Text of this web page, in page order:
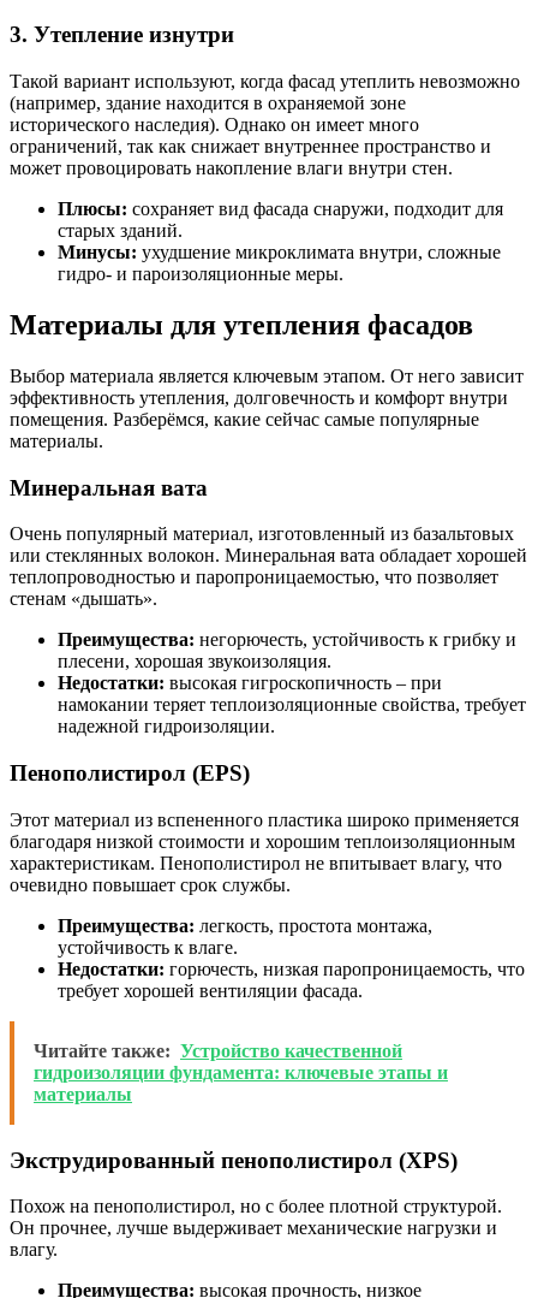
3. Утепление изнутри
Такой вариант используют, когда фасад утеплить невозможно
(например, здание находится в охраняемой зоне
исторического наследия). Однако он имеет много
ограничений, так как снижает внутреннее пространство и
может провоцировать накопление влаги внутри стен.
Плюсы: сохраняет вид фасада снаружи, подходит для
старых зданий.
Минусы: ухудшение микроклимата внутри, сложные
гидро- и пароизоляционные меры.
Материалы для утепления фасадов
Выбор материала является ключевым этапом. От него зависит
эффективность утепления, долговечность и комфорт внутри
помещения. Разберёмся, какие сейчас самые популярные
материалы.
Минеральная вата
Очень популярный материал, изготовленный из базальтовых
или стеклянных волокон. Минеральная вата обладает хорошей
теплопроводностью и паропроницаемостью, что позволяет
стенам «дышать».
Преимущества: негорючесть, устойчивость к грибку и
плесени, хорошая звукоизоляция.
Недостатки: высокая гигроскопичность – при
намокании теряет теплоизоляционные свойства, требует
надежной гидроизоляции.
Пенополистирол (EPS)
Этот материал из вспененного пластика широко применяется
благодаря низкой стоимости и хорошим теплоизоляционным
характеристикам. Пенополистирол не впитывает влагу, что
очевидно повышает срок службы.
Преимущества: легкость, простота монтажа,
устойчивость к влаге.
Недостатки: горючесть, низкая паропроницаемость, что
требует хорошей вентиляции фасада.
Читайте также: Устройство качественной
гидроизоляции фундамента: ключевые этапы и
материалы
Экструдированный пенополистирол (XPS)
Похож на пенополистирол, но с более плотной структурой.
Он прочнее, лучше выдерживает механические нагрузки и
влагу.
Преимущества: высокая прочность, низкое